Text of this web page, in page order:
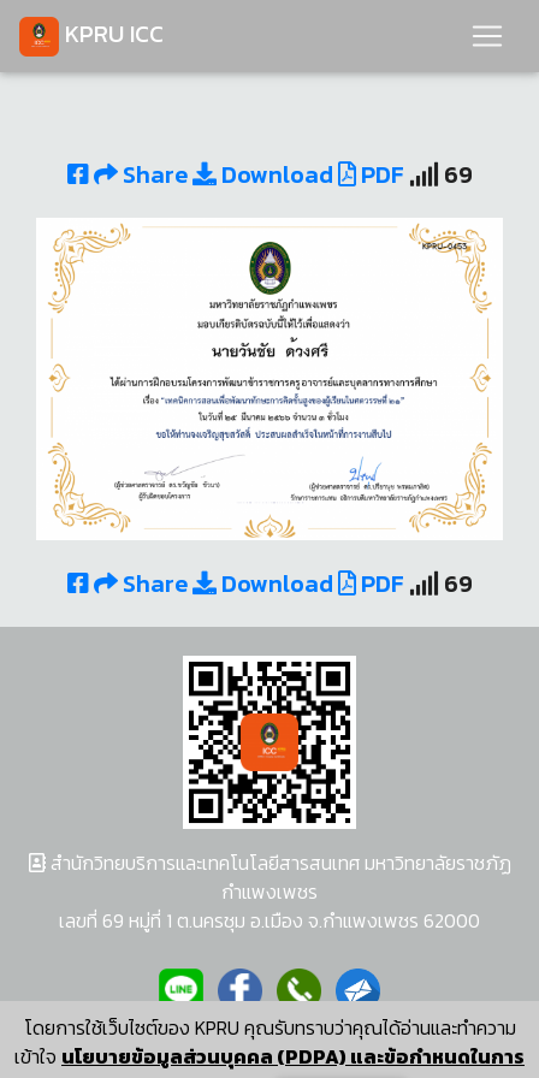
KPRU ICC
Share Download PDF 69
Share Download PDF 69
โดยการใช้เว็บไซต์ของ KPRU คุณรับทราบว่าคุณได้อ่านและทำความ
เข้าใจ นโยบายข้อมูลส่วนบุคคล (PDPA) และข้อกำหนดในการ
สำนักวิทยบริการและเทคโนโลยีสารสนเทศ มหาวิทยาลัยราชภัฏ
กำแพงเพชร
เลขที่ 69 หมู่ที่ 1 ต.นครชุม อ.เมือง จ.กำแพงเพชร 62000
ผู้พัฒนาระบบ อนุชา พวงผกา